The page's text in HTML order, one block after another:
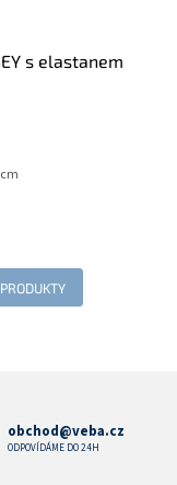
s elastanem
obchod@veba.cz
ODPOVÍDÁME DO 24H